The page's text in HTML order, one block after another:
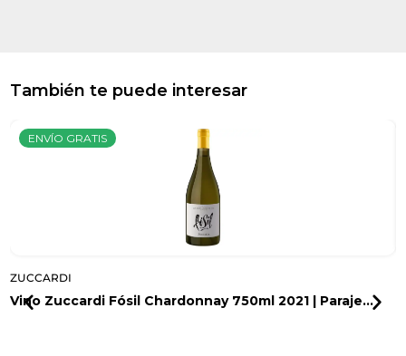
También te puede interesar
ENVÍO GRATIS
ZUCCARDI
Vino Zuccardi Fósil Chardonnay 750ml 2021 | Paraje...